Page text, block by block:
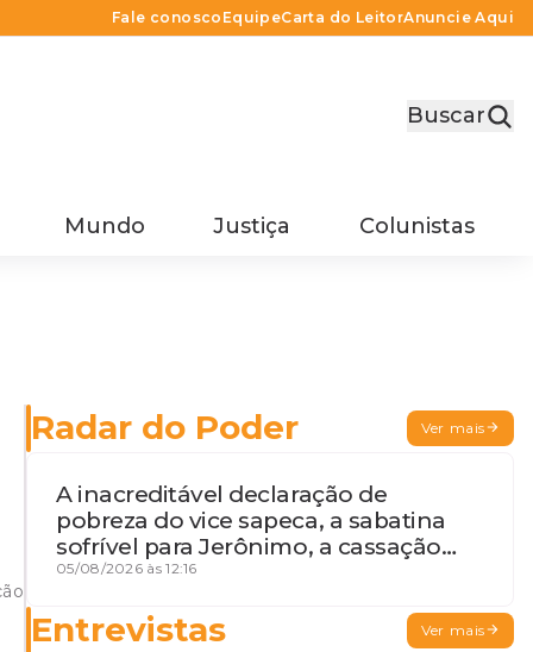
Fale conosco EquipeCarta do LeitorAnuncie Aqui
Buscar
Mundo Justiça Colunistas
Radar do Poder Ver mais
A inacreditável declaração de
pobreza do vice sapeca, a sabatina
sofrível para Jerônimo, a cassação
iminente da desembargadora e a
05/08/2026 às 12:16
Entrevistas Ver mais